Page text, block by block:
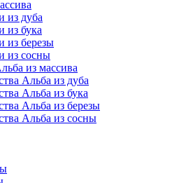
из дуба
из бука
из березы
из сосны
из массива
Альба из дуба
Альба из бука
Альба из березы
Альба из сосны